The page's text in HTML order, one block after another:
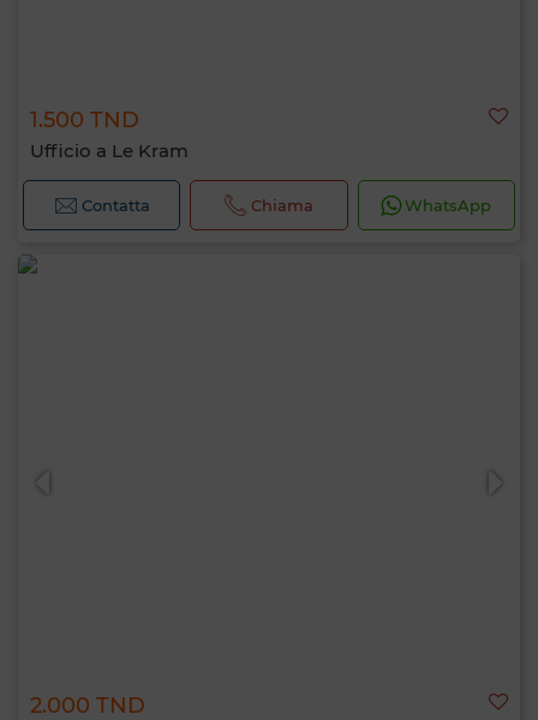
1.500 TND
Ufficio a Le Kram
Contatta Chiama WhatsApp
2.000 TND